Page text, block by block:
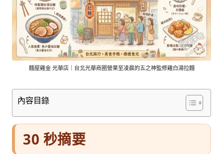
車
與
遊
資
理
成
清
楚
懂
麵屋雞金 光華店｜台北光華商圈營業至凌晨的五之神監修雞白湯拉麵
內容目錄
30 秒摘要